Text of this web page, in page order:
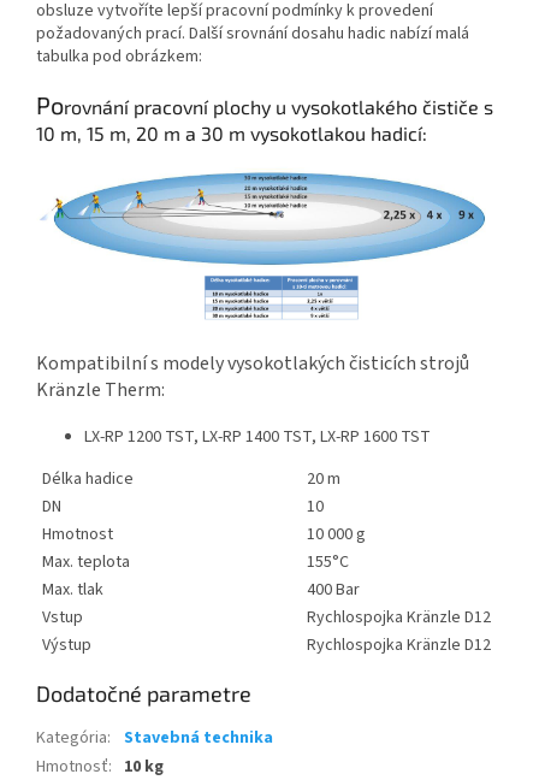
obsluze vytvoříte lepší pracovní podmínky k provedení
požadovaných prací. Další srovnání dosahu hadic nabízí malá
tabulka pod obrázkem:
Porovnání pracovní plochy u vysokotlakého čističe s
10 m, 15 m, 20 m a 30 m vysokotlakou hadicí:
Kompatibilní s modely vysokotlakých čisticích strojů
Kränzle Therm:​
LX-RP 1200 TST, LX-RP 1400 TST, LX-RP 1600 TST
Délka hadice
20 m
DN
10
Hmotnost
10 000 g
Max. teplota
155°C
Max. tlak
400 Bar
Vstup
Rychlospojka Kränzle D12
Výstup
Rychlospojka Kränzle D12
Dodatočné parametre
Kategória: Stavebná technika
Hmotnosť: 10 kg